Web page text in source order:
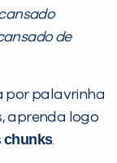
de
por palavrinha
aprenda logo
chunks.